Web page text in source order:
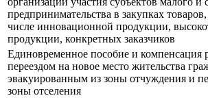
предпринимательства в закупках
числе инновационной продукции,
продукции, конкретных заказчиков
Единовременное пособие и компенсация
переездом на новое место жительства
эвакуированным из зоны отчуждения и
зоны отселения